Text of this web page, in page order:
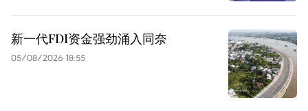
新一代FDI资金强劲涌入同奈
05/08/2026 18:55